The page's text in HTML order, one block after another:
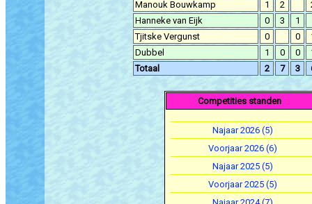
Manouk Bouwkamp
1 2
Hanneke van Eijk
0 3
1
Tjitske Vergunst
0 0
Dubbel
1 0 0
Totaal
2 7 3
Competities standen
Najaar 2026 (5)
Voorjaar 2026 (6)
Najaar 2025 (5)
Voorjaar 2025 (5)